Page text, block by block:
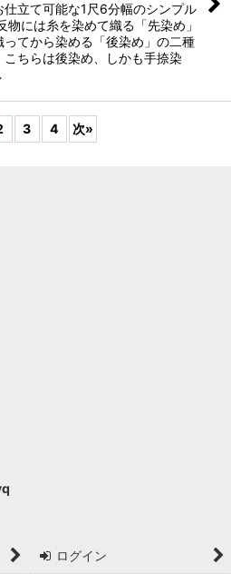
仕立て可能な1尺6分幅のシンプル
物には糸を染めて織る「先染め」
ってから染める「後染め」の二種
ちらは後染め、しかも手捺染
3 4 次»
ログイン